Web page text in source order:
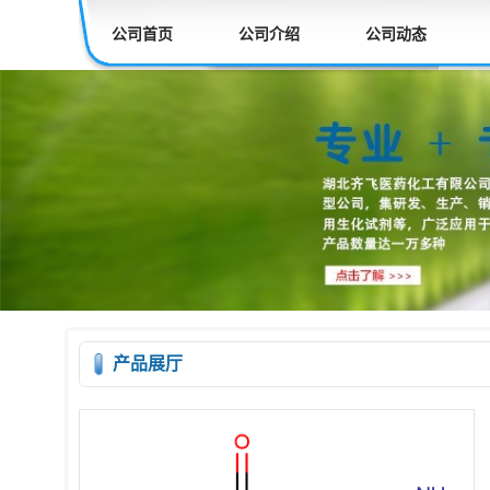
公司首页 公司介绍 公司动态
产品展厅